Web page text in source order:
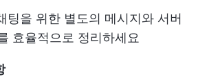
팅을 위한 별도의 메시지와 서버
효율적으로 정리하세요